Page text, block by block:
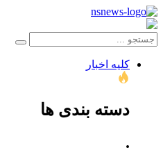
کلیه اخبار
دسته بندی ها
.